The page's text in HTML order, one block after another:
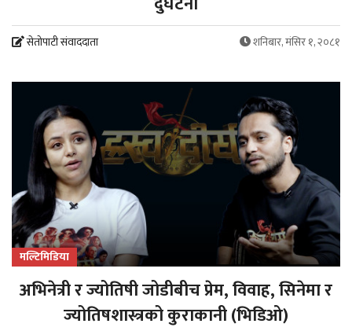
सेतोपाटी संवाददाता शनिबार, मंसिर १, २०८१
मल्टिमिडिया
अभिनेत्री र ज्योतिषी जोडीबीच प्रेम, विवाह, सिनेमा र
ज्योतिषशास्त्रको कुराकानी (भिडिओ)